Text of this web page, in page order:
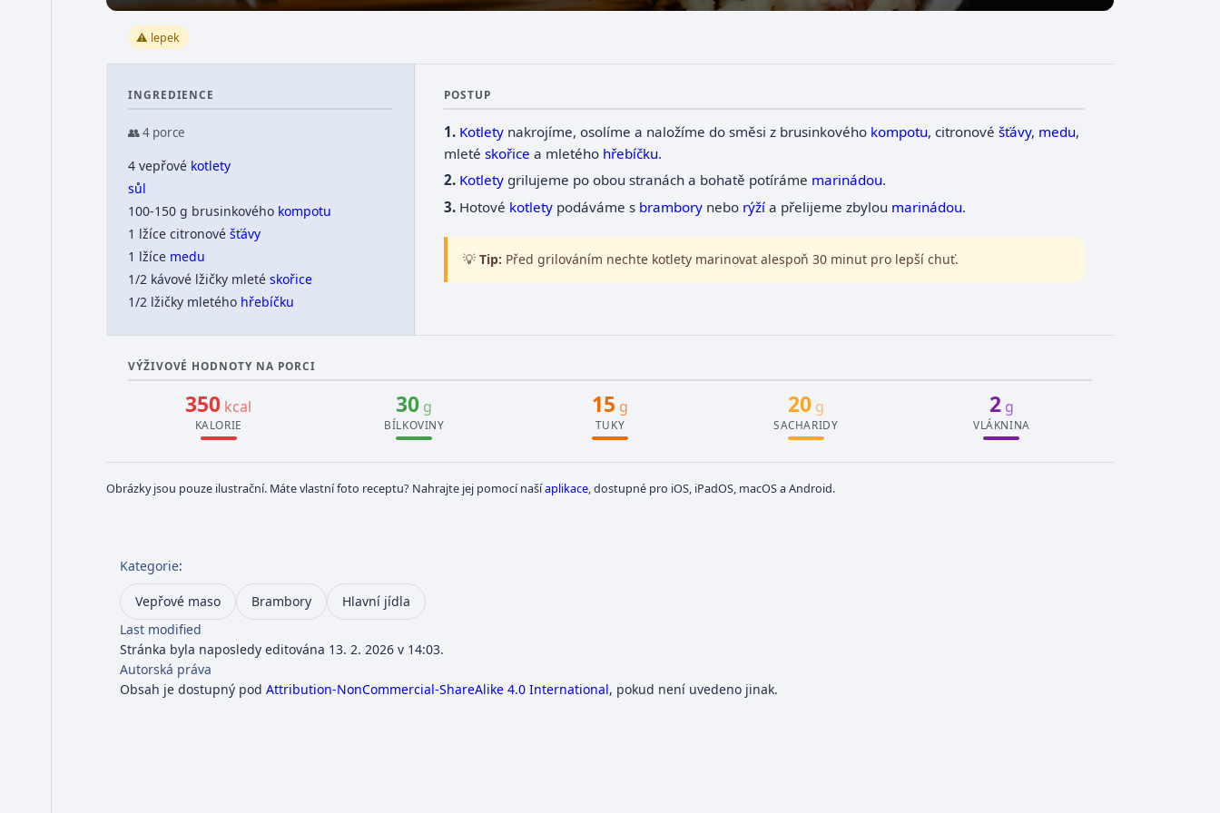
⚠️ lepek
INGREDIENCE
👥 4 porce
4 vepřové kotlety
sůl
100-150 g brusinkového kompotu
1 lžíce citronové šťávy
1 lžíce medu
1/2 kávové lžičky mleté skořice
1/2 lžičky mletého hřebíčku
POSTUP
Kotletynakrojíme, osolíme a naložíme do směsi z brusinkového kompotu, citronové šťávy, medu,
mleté skořice a mletého hřebíčku.
Kotletygrilujeme po obou stranách a bohatě potíráme marinádou.
Hotové kotletypodáváme s bramborynebo rýžía přelijeme zbylou marinádou.
💡Tip: Před grilováním nechte kotlety marinovat alespoň 30 minut pro lepší chuť.
VÝŽIVOVÉ HODNOTY NA PORCI
350 kcal
KALORIE
30 g
BÍLKOVINY
15 g
TUKY
20g
SACHARIDY
2g
VLÁKNINA
Obrázky jsou pouze ilustrační. Máte vlastní foto receptu? Nahrajte jej pomocí našíaplikace, dostupné pro iOS, iPadOS, macOS a Android.
Kategorie:
Vepřové maso Brambory
Hlavní jídla
Last modified
Stránka byla naposledy editována 13. 2. 2026 v 14:03.
Autorská práva
Obsah je dostupný pod Attribution-NonCommercial-ShareAlike 4.0 International, pokud není uvedeno jinak.